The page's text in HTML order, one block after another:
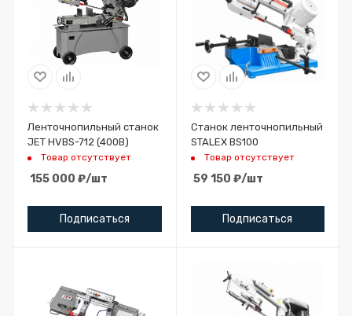
Ленточнопильный станок
JET HVBS-712 (400В)
Товар отсутствует
155 000 ₽/шт
Подписаться
Станок ленточнопильный
STALEX BS100
Товар отсутствует
59 150 ₽/шт
Подписаться